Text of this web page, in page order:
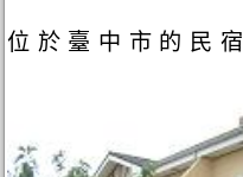
位於臺中市的民宿